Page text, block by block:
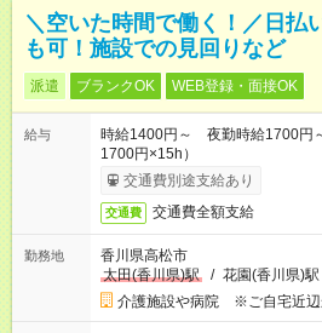
＼空いた時間で働く！／日払
も可！施設での見回りなど
派遣 ブランクOK WEB登録・面接OK
給与
時給1400円～ 夜勤時給1700円
1700円×15h）
交通費別途支給あり
交通費 交通費全額支給
勤務地
香川県高松市
太田(香川県)駅
/ 花園(香川県)駅
介護施設や病院 ※ご自宅近辺